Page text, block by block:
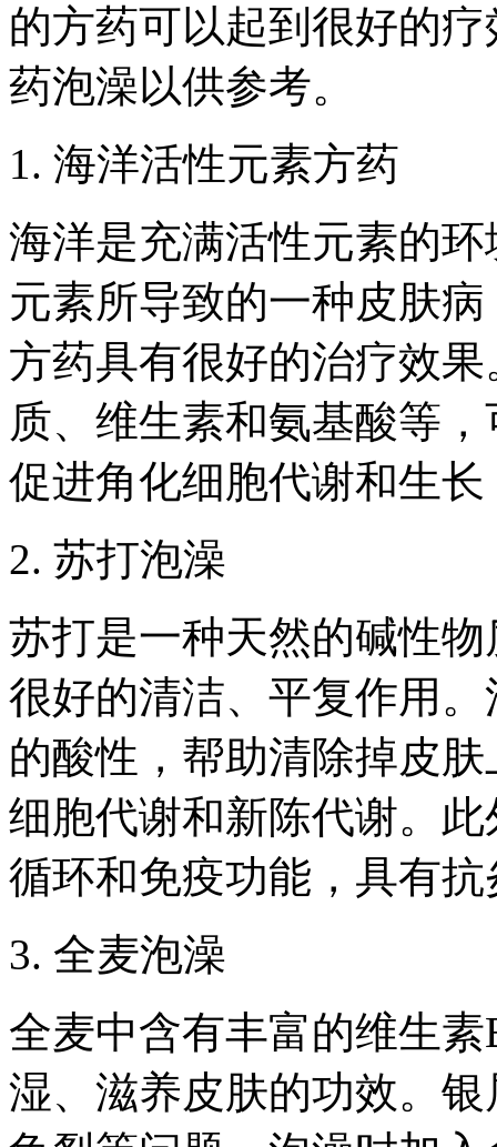
的方药可以起到很好的
药泡澡以供参考。
1. 海洋活性元素方药
海洋是充满活性元素的
元素所导致的一种皮肤
方药具有很好的治疗效
质、维生素和氨基酸等
促进角化细胞代谢和生
2. 苏打泡澡
苏打是一种天然的碱性
很好的清洁、平复作用
的酸性，帮助清除掉皮
细胞代谢和新陈代谢。
循环和免疫功能，具有
3. 全麦泡澡
全麦中含有丰富的维生
湿、滋养皮肤的功效。